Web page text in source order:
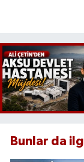
Bunlar da